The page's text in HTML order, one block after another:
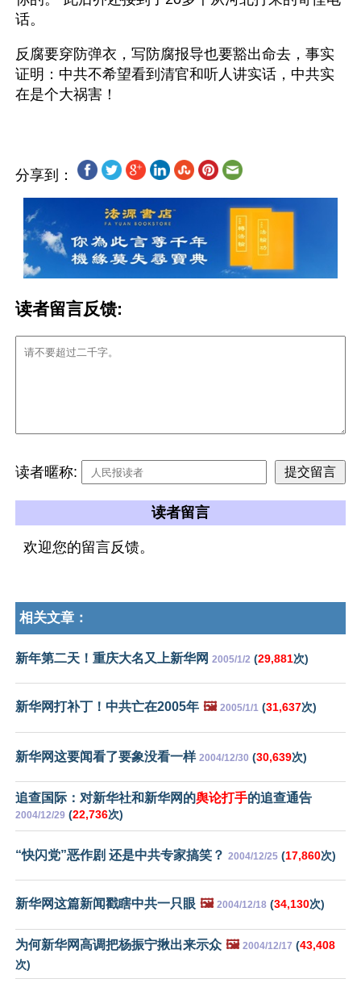
话。
反腐要穿防弹衣，写防腐报导也要豁出命去，事实
证明：中共不希望看到清官和听人讲实话，中共实
分享到：
读者留言反馈:
读者暱称:
读者留言
欢迎您的留言反馈。
相关文章：
新年第二天！重庆大名又上新华网 2005/1/2 (29,881次)
新华网打补丁！中共亡在2005年 🖼️ 2005/1/1 (31,637次)
新华网这要闻看了要象没看一样 2004/12/30 (30,639次)
追查国际：对新华社和新华网的舆论打手的追查通告
2004/12/29 (22,736次)
“快闪党”恶作剧 还是中共专家搞笑？ 2004/12/25 (17,860次)
新华网这篇新闻戳瞎中共一只眼 🖼️ 2004/12/18 (34,130次)
为何新华网高调把杨振宁揪出来示众 🖼️ 2004/12/17 (43,408
次)